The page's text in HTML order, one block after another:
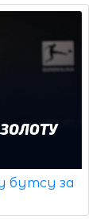
бутсу за